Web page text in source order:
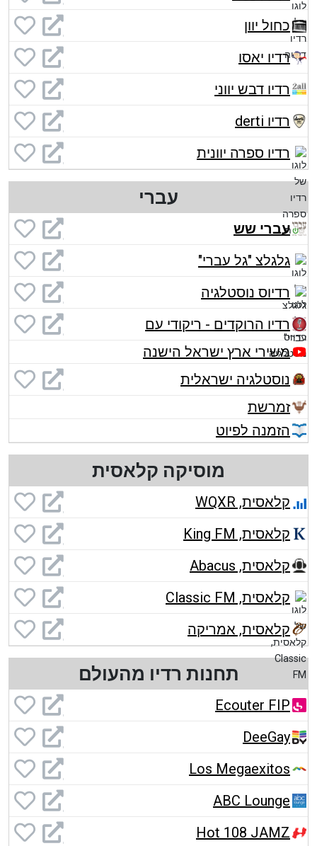
כחול יוון
רדיו יאסו
רדיו דבש יווני
רדיו derti
רדיו ספרה יוונית
עברי
עברי שש
גלגלצ "גל עברי"
רדיוס נוסטלגיה
רדיו הרוקדים - ריקודי עם
משירי ארץ ישראל הישנה
נוסטלגיה ישראלית
זמרשת
הזמנה לפיוט
מוסיקה קלאסית
קלאסית, WQXR
קלאסית, King FM
קלאסית, Abacus
קלאסית, Classic FM
קלאסית, אמריקה
תחנות רדיו מהעולם
Ecouter FIP
DeeGay
Los Megaexitos
ABC Lounge
Hot 108 JAMZ